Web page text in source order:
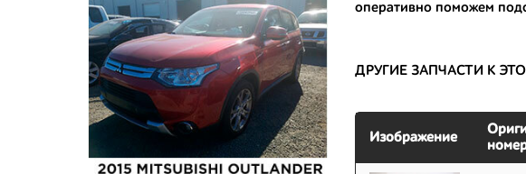
оперативно поможем
ДРУГИЕ ЗАПЧАСТИ К
Изображение